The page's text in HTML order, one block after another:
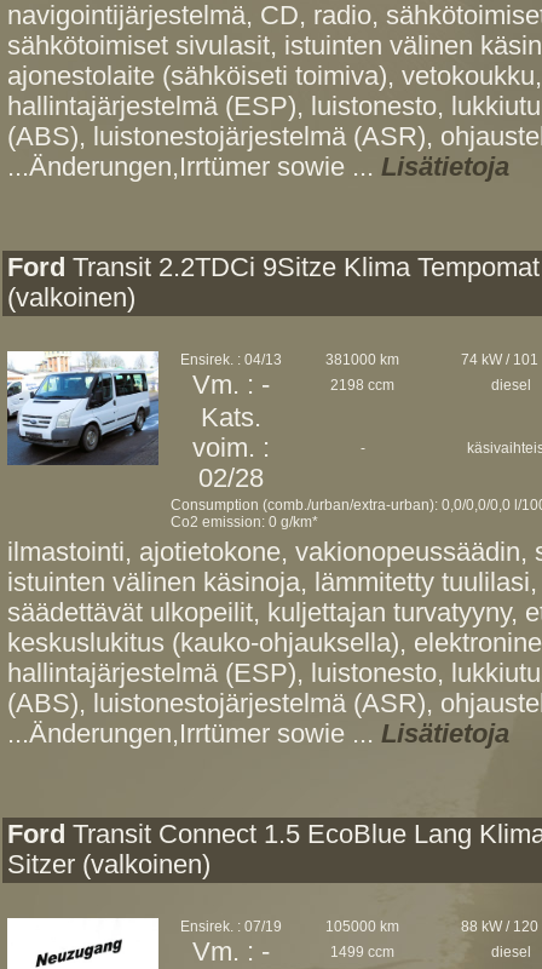
navigointijärjestelmä, CD, radio,
sähkötoimiset sivulasit, istuinten välinen
ajonestolaite (sähköiseti toimiva),
hallintajärjestelmä (ESP), luistonesto,
(ABS), luistonestojärjestelmä (ASR),
...Änderungen,Irrtümer sowie ... Lisätietoja
Ford Transit 2.2TDCi 9Sitze Klima Tempomat
(valkoinen)
Ensirek. : 04/13 381000 km 74 kW / 101
Vm. : - 2198 ccm diesel
Kats.
voim. :
02/28
-
Consumption (comb./urban/extra-urban): 0,0/0,0/0,0 l/
Co2 emission: 0 g/km*
ilmastointi, ajotietokone, vakionopeussäädin,
istuinten välinen käsinoja, lämmitetty
säädettävät ulkopeilit, kuljettajan turvatyyny,
keskuslukitus (kauko-ohjauksella),
hallintajärjestelmä (ESP), luistonesto,
(ABS), luistonestojärjestelmä (ASR),
...Änderungen,Irrtümer sowie ... Lisätietoja
Ford Transit Connect 1.5 EcoBlue Lang
Sitzer (valkoinen)
Ensirek. : 07/19 105000 km 88 kW / 120
Vm. : - 1499 ccm diesel